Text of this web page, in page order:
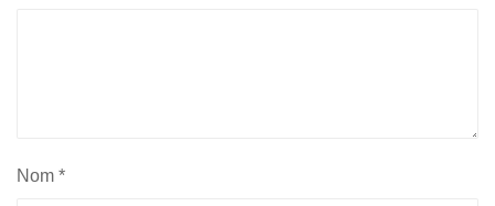
Nom *